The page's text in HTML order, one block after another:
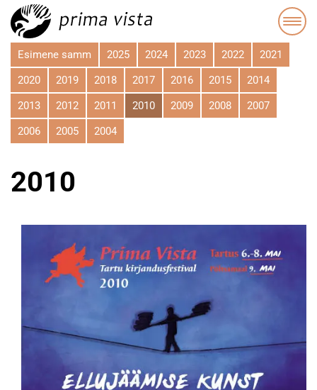
Esimene samm 2025 2024 2023 2022
2021
2020
2019 2018 2017 2016 2015
2014
2013
2012 2011 2010 2009 2008
2007
2006
2005 2004
2010